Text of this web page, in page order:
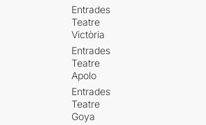
Entrades
Teatre
Victòria
Entrades
Teatre
Apolo
Entrades
Teatre
Goya